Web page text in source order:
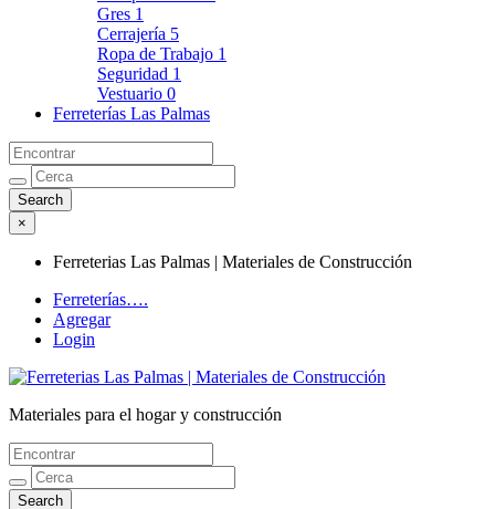
Gres 1
Cerrajería 5
Ropa de Trabajo 1
Seguridad 1
Vestuario 0
Ferreterías Las Palmas
×
Ferreterias Las Palmas | Materiales de Construcción
Ferreterías….
Agregar
Login
Ferreterias Las Palmas | Materiales de
Construcción
Materiales para el hogar y construcción